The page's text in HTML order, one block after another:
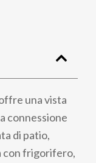
una vista
connessione
di patio,
con frigorifero,